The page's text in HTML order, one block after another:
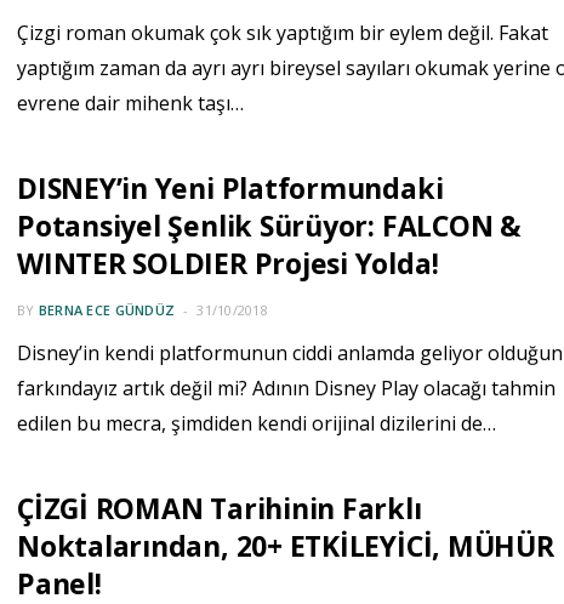
Çizgi roman okumak çok sık yaptığım bir eylem değil. Fakat
yaptığım zaman da ayrı ayrı bireysel sayıları okumak yerine
evrene dair mihenk taşı…
DISNEY’in Yeni Platformundaki
Potansiyel Şenlik Sürüyor: FALCON &
WINTER SOLDIER Projesi Yolda!
BY BERNA ECE GÜNDÜZ 31/10/2018
Disney’in kendi platformunun ciddi anlamda geliyor
farkındayız artık değil mi? Adının Disney Play olacağı tahmin
edilen bu mecra, şimdiden kendi orijinal dizilerini de…
ÇİZGİ ROMAN Tarihinin Farklı
Noktalarından, 20+ ETKİLEYİCİ, MÜHÜR
Panel!